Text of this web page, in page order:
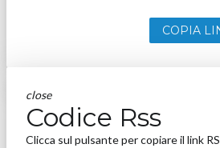
COPIA
close
Codice Rss
Clicca sul pulsante per copiare il link